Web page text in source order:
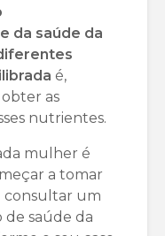
da saúde da
é,
as
nutrientes.
mulher é
a tomar
consultar um
de saúde da